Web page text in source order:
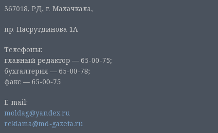
367018, РД, г. Махачкала,
пр. Насрутдинова 1А
Телефоны:
главный редактор — 65-00-75;
бухгалтерия — 65-00-78;
факс — 65-00-75
E-mail:
moldag@yandex.ru
reklama@md-gazeta.ru